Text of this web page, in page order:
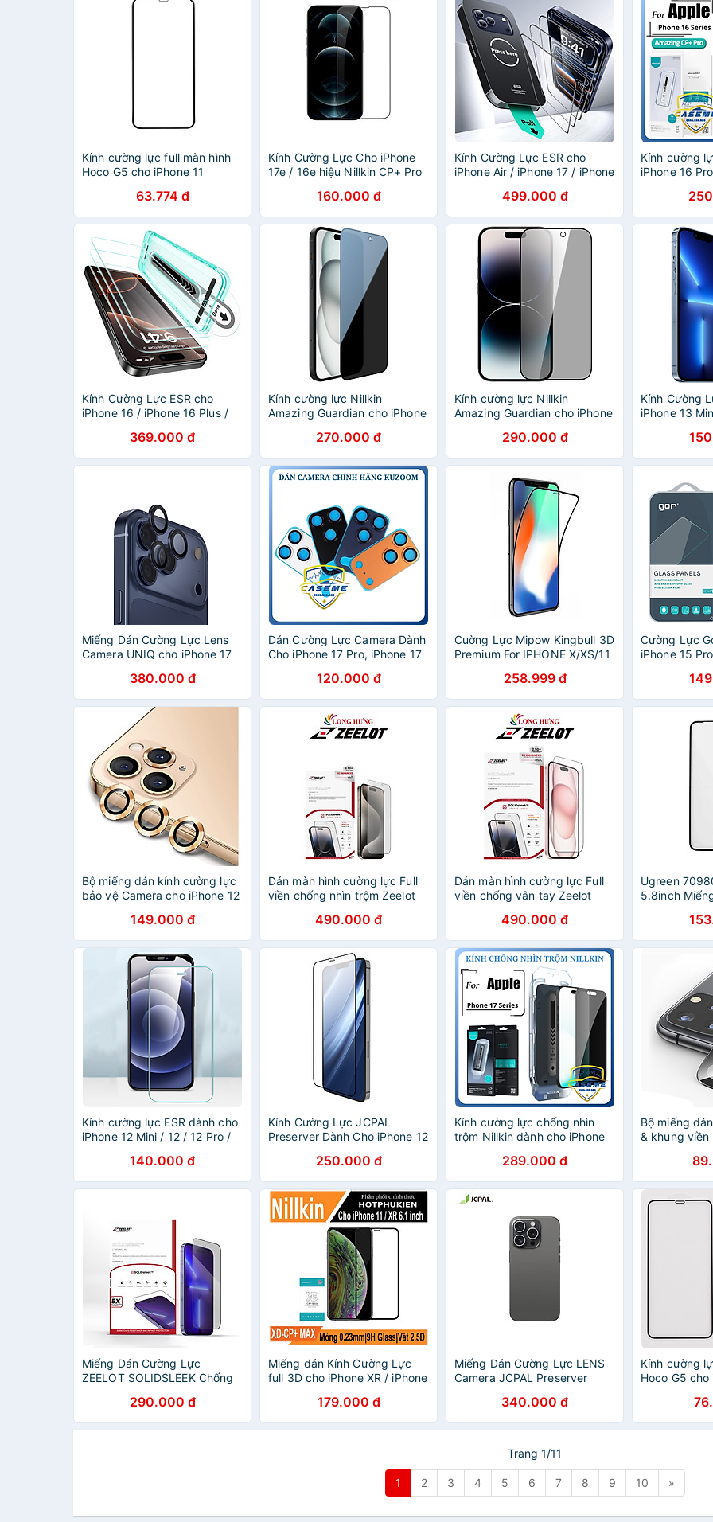
Kính cường lực full màn hình
Hoco G5 cho iPhone 11
63.774 đ
Kính Cường Lực Cho iPhone
17e / 16e hiệu Nillkin CP+ Pro
160.000 đ
Kính Cường Lực ESR cho
iPhone Air / iPhone 17 / iPhone
ESR UltraFit Classic Screen
Protector - Hàng Chính Hãng
499.000 đ
Kính cường
iPhone 16
full màn hình
Pro Nillkin -
Kính Cường Lực ESR cho
iPhone 16 / iPhone 16 Plus /
Max ESR Tempered-Glass
Screen Protector - Hàng
Chính Hãng
369.000 đ
Kính cường lực Nillkin
Amazing Guardian cho iPhone
15 Pro / iPhone 15 Pro Max
(Chống Nhìn Trộm) - Hàng
Chính Hãng
270.000 đ
Kính cường lực Nillkin
Amazing Guardian cho iPhone
14 Pro / iPhone 14 Pro Max
(Chống Nhìn Trộm) - Hàng
Nhập Khẩu
290.000 đ
Kính Cường
iPhone 13
Miếng Dán Cường Lực Lens
Camera UNIQ cho iPhone 17
OPTIX ALUGUARD_ Hàng
chính hãng
380.000 đ
Dán Cường Lực Camera Dành
Cho iPhone 17 Pro, iPhone 17
Bảo Vệ - Hàng Chính Hãng
120.000 đ
Cuờng Lực Mipow Kingbull 3D
Premium For IPHONE X/XS/11
258.999 đ
Cường Lực
iPhone 15
15, Combo 2
viền đen -
HÃNG
Bộ miếng dán kính cường lực
bảo vệ Camera cho iPhone 12
iPhone 11 Pro HOTCASE
Kuzoom mang lại khả năng
chụp hình sắc nét full HD (độ
cứng 9H, chống trầy, chống
chụi & vân tay, bảo vệ toàn
diện) - Hàng nhập khẩu
149.000 đ
Dán màn hình cường lực Full
viền chống nhìn trộm Zeelot
Max/15 Pro/15
Plus/15/14/13/12/11 - Hàng
chính hãng
490.000 đ
Dán màn hình cường lực Full
viền chống vân tay Zeelot
Max/15 Pro/15
Plus/15/14/13/12/11 - Hàng
chính hãng
490.000 đ
Ugreen
5.8inch
chống rơi
SP140 -
Kính cường lực ESR dành cho
iPhone 12 Mini / 12 / 12 Pro /
140.000 đ
Kính Cường Lực JCPAL
Preserver Dành Cho iPhone 12
Hàng Chính Hãng
250.000 đ
Kính cường lực chống nhìn
trộm Nillkin dành cho iPhone
iPhone 17 Pro Max kèm khung
trợ dán - Hàng chính hãng
289.000 đ
Bộ miếng
& khung viền
Max hiệu
chống trầy,
tay, bảo vệ
nhập khẩu
Miếng Dán Cường Lực
ZEELOT SOLIDSLEEK Chống
14 Pro Max- 14 Pro- 14 Plus-
iphone 14_Hàng Chính Hãng
290.000 đ
Miếng dán Kính Cường Lực
full 3D cho iPhone XR / iPhone
CP+Max - Hàng Chính Hãng
179.000 đ
Miếng Dán Cường Lực LENS
Camera JCPAL Preserver
Iphone 16 Promax_ Hàng
chính hãng
340.000 đ
Kính cường
Hoco G5 cho
Trang 1/11
1 2 3 4 5 6 7 8 9 10 »